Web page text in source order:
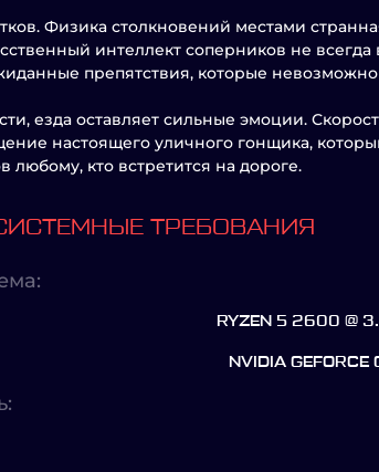
Физика столкновений местами
интеллект соперников не всегда
препятствия, которые невозможно
езда оставляет сильные эмоции.
настоящего уличного гонщика,
любому, кто встретится на дороге.
ТРЕБОВАНИЯ
RYZEN 5 2600 @
NVIDIA